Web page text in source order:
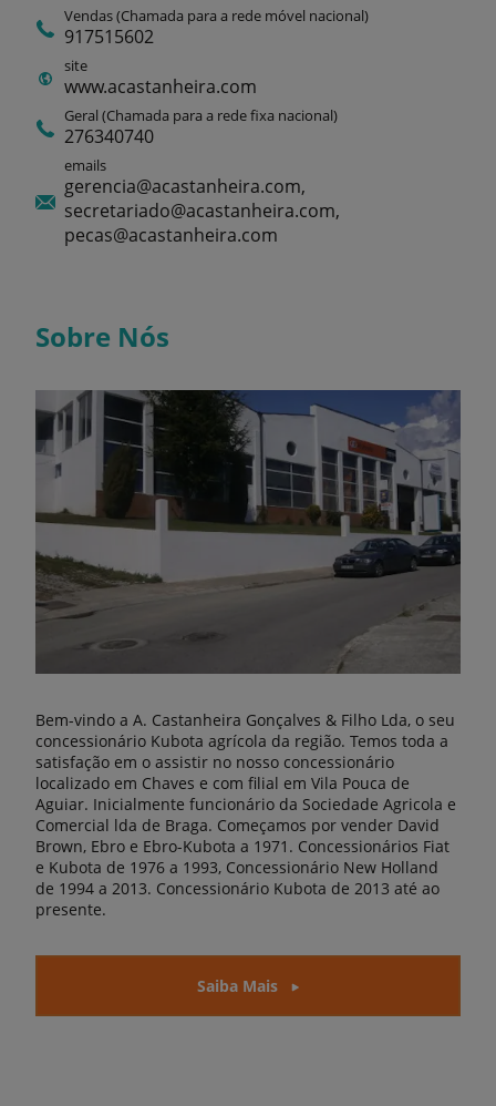
Vendas (Chamada para a rede móvel nacional)
917515602
site
www.acastanheira.com
Geral (Chamada para a rede fixa nacional)
276340740
emails
gerencia@acastanheira.com,
secretariado@acastanheira.com,
pecas@acastanheira.com
Sobre Nós
Bem-vindo a A. Castanheira Gonçalves & Filho Lda, o seu
concessionário Kubota agrícola da região. Temos toda a
satisfação em o assistir no nosso concessionário
localizado em Chaves e com filial em Vila Pouca de
Aguiar. Inicialmente funcionário da Sociedade Agricola e
Comercial lda de Braga. Começamos por vender David
Brown, Ebro e Ebro-Kubota a 1971. Concessionários Fiat
e Kubota de 1976 a 1993, Concessionário New Holland
de 1994 a 2013. Concessionário Kubota de 2013 até ao
presente.
Saiba Mais